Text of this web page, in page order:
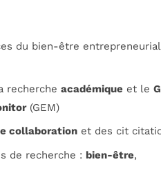
du bien-être
recherche académique et le
(GEM)
collaboration et des cit
de recherche : bien-être,